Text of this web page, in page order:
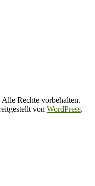
Alle Rechte vorbehalten.
von WordPress.